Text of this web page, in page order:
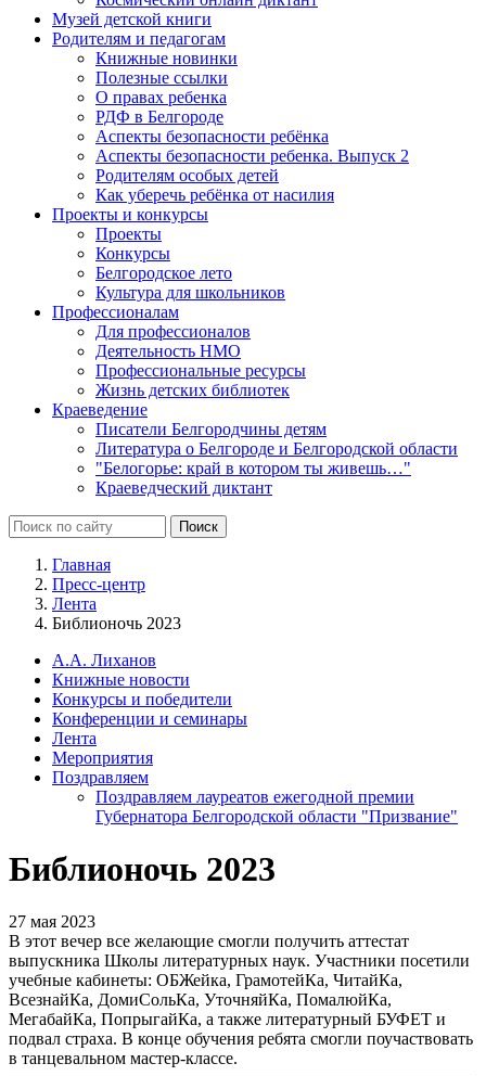
Музей детской книги
Родителям и педагогам
Книжные новинки
Полезные ссылки
О правах ребенка
РДФ в Белгороде
Аспекты безопасности ребёнка
Аспекты безопасности ребенка. Выпуск 2
Родителям особых детей
Как уберечь ребёнка от насилия
Проекты и конкурсы
Проекты
Конкурсы
Белгородское лето
Культура для школьников
Профессионалам
Для профессионалов
Деятельность НМО
Профессиональные ресурсы
Жизнь детских библиотек
Краеведение
Писатели Белгородчины детям
Литература о Белгороде и Белгородской области
"Белогорье: край в котором ты живешь…"
Краеведческий диктант
Главная
Пресс-центр
Лента
Библионочь 2023
А.А. Лиханов
Книжные новости
Конкурсы и победители
Конференции и семинары
Лента
Мероприятия
Поздравляем
Поздравляем лауреатов ежегодной премии
Губернатора Белгородской области "Призвание"
Библионочь 2023
27 мая 2023
В этот вечер все желающие смогли получить аттестат
выпускника Школы литературных наук. Участники посетили
учебные кабинеты: ОБЖейка, ГрамотейКа, ЧитайКа,
ВсезнайКа, ДомиСольКа, УточняйКа, ПомалюйКа,
МегабайКа, ПопрыгайКа, а также литературный БУФЕТ и
подвал страха. В конце обучения ребята смогли поучаствовать
в танцевальном мастер-классе.